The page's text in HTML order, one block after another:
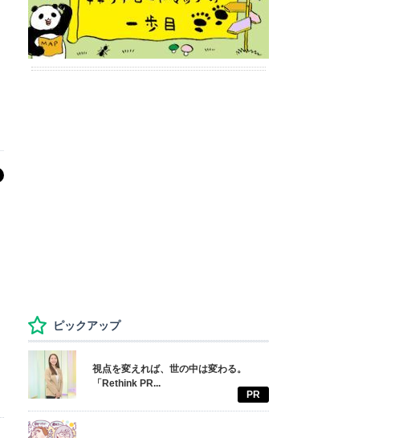
ピックアップ
視点を変えれば、世の中は変わる。
「Rethink PR...
PR